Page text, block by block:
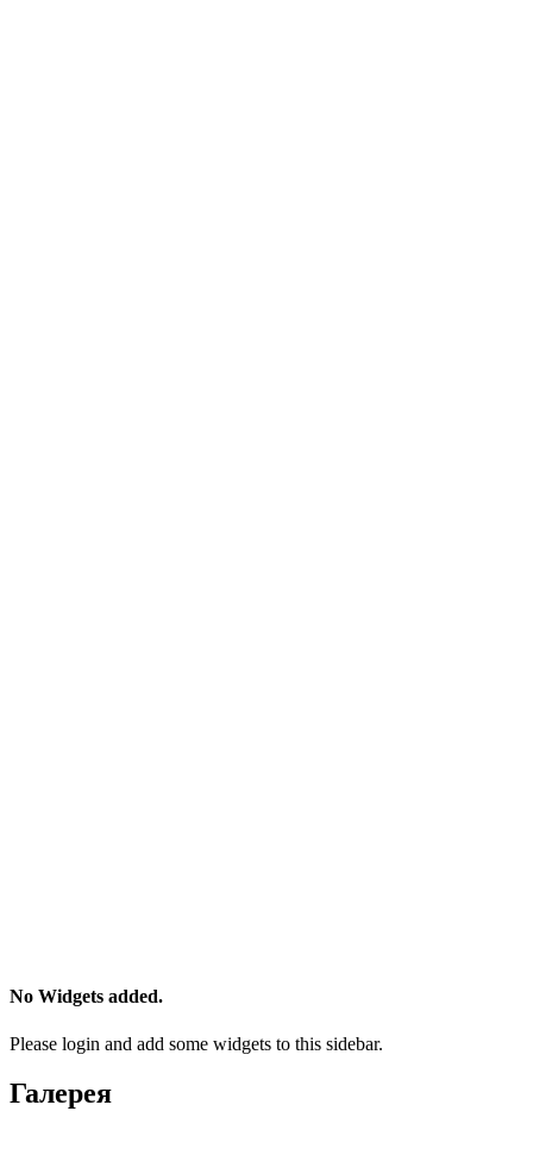
No Widgets added.
Please login and add some widgets to this sidebar.
Галерея